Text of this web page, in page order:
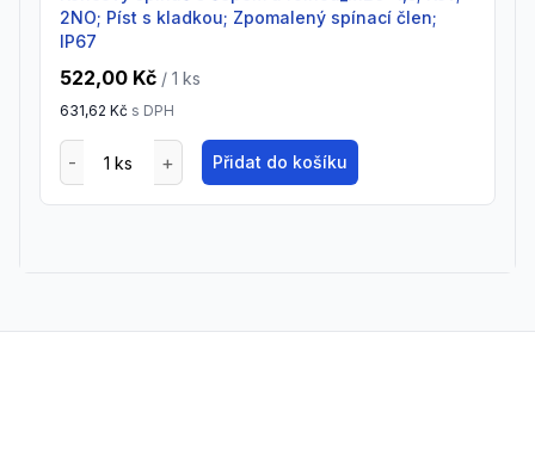
2NO; Píst s kladkou; Zpomalený spínací člen;
IP67
522,00 Kč / 1 ks
631,62 Kč s DPH
Přidat do košíku